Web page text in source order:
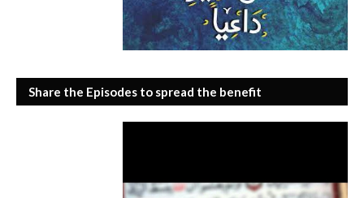
Share the Episodes to spread the benefit